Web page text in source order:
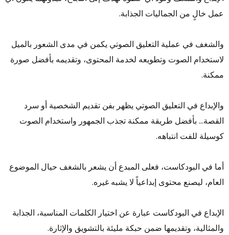
عمل خالٍ من الجماليات الجذابة.
والشغف في عملية التعليق الصوتي يكمن في مدى الشعور بالميل
لاستخدام الصوت وتطويعه لخدمة المحتوى، وتقديمه بأفضل صورة
ممكنة.
والإبداع في التعليق الصوتي يظهر بفن تقديم الشخصية أو سرد
القصة… بأفضل طريقة ممكنة تجذب الجمهور واستخدام الصوت
كوسيلة للفت انتباهه.
أما في البودكاست، فعلى المبدع أن يشعر بالشغف حيال الموضوع
العام، ليصنع محتوى إبداعياً لا يشبه غيره.
الإبداع في البودكاست عبارة عن اختيار الكلمات المناسبة، الجذابة
والمثالية، وتقديمها ضمن حبكة مليئة بالتشويق والإثارة.